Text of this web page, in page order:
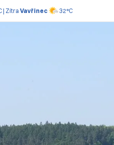
| Zítra Vavřinec 32°C